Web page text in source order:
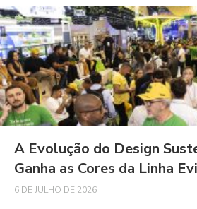
A Evolução do Design
Ganha as Cores da Linha
6 DE JULHO DE 2026